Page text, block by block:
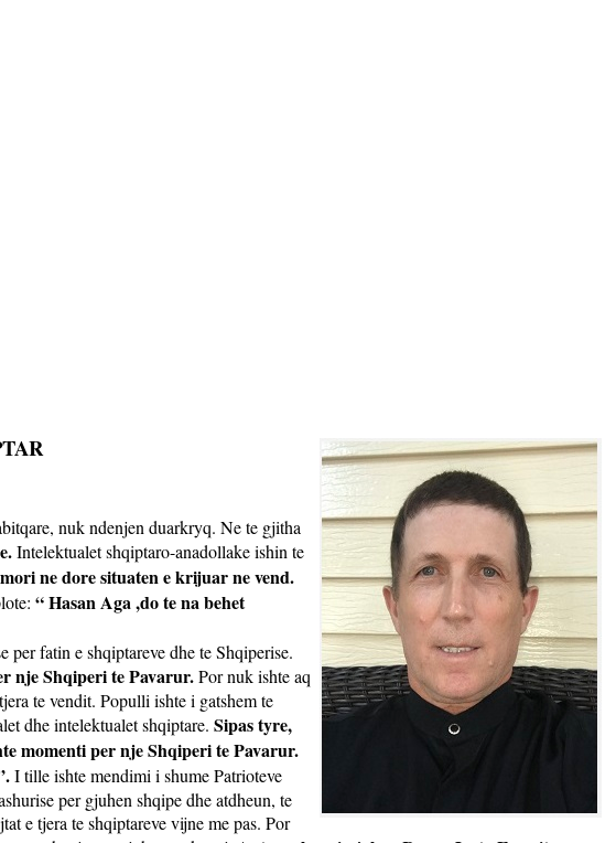
nuk ndenjen duarkryq. Ne te gjitha
Intelektualet shqiptaro-anadollake ishin te
ne dore situaten e krijuar ne vend.
“ Hasan Aga ,do te na behet
fatin e shqiptareve dhe te Shqiperise.
nje Shqiperi te Pavarur.Por nuk ishte aq
te vendit. Populli ishte i gatshem te
dhe intelektualet shqiptare. Sipas tyre,
momenti per nje Shqiperi te Pavarur.
I tille ishte mendimi i shume Patrioteve
per gjuhen shqipe dhe atdheun, te
e tjera te shqiptareve vijne me pas. Por